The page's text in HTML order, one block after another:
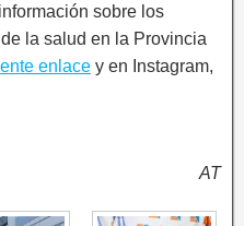
sobre los
la salud en la Provincia
enlace y en Instagram,
AT